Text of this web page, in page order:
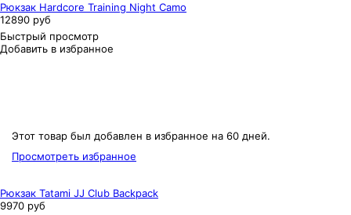
Рюкзак Hardcore Training Night Camo
12890 руб
Быстрый просмотр
Добавить в избранное
Этот товар был добавлен в избранное на 60 дней.
Просмотреть избранное
Рюкзак Tatami JJ Club Backpack
9970 руб